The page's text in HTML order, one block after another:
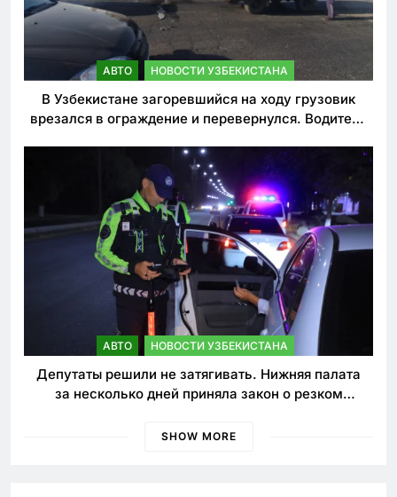
АВТО НОВОСТИ УЗБЕКИСТАНА
В Узбекистане загоревшийся на ходу грузовик
врезался в ограждение и перевернулся. Водитель
АВТО НОВОСТИ УЗБЕКИСТАНА
Депутаты решили не затягивать. Нижняя палата
за несколько дней приняла закон о резком
SHOW MORE